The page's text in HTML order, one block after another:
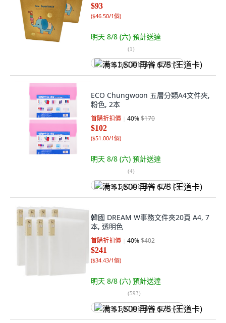
$93
($46.50/1個)
明天 8/8 (六) 預計送達
(1)
满 $1,500 再省 $75 (王道卡)
ECO Chungwoon 五層分類A4文件夾,
粉色, 2本
首購折扣價 40%$170
$102
($51.00/1個)
明天 8/8 (六) 預計送達
(4)
满 $1,500 再省 $75 (王道卡)
韓國 DREAM W事務文件夾20頁 A4, 7
本, 透明色
首購折扣價 40%$402
$241
($34.43/1個)
明天 8/8 (六) 預計送達
(593)
满 $1,500 再省 $75 (王道卡)